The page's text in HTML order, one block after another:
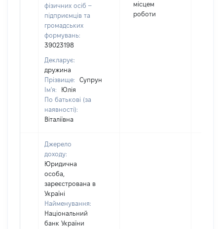
фізичних осіб –
підприємців та
громадських
формувань:
39023198
Декларує:
дружина
Прізвище:
Супрун
Ім'я:
Юлія
По батькові (за
наявності):
Віталіївна
місцем
роботи
Джерело
доходу:
Юридична
особа,
зареєстрована в
Україні
Найменування:
Національний
банк України